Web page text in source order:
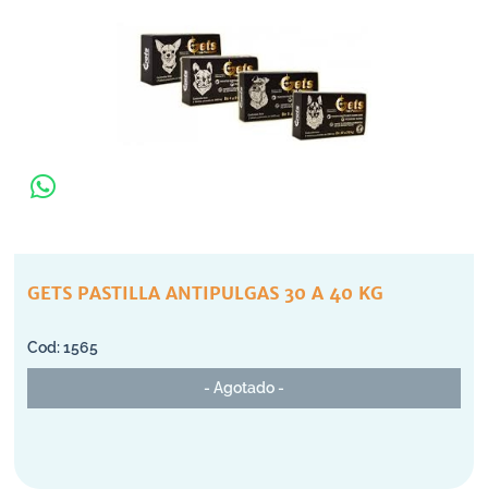
GETS PASTILLA ANTIPULGAS 30 A 40 KG
1565
- Agotado -